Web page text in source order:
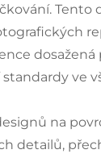
Tento
ve
na
detailů,